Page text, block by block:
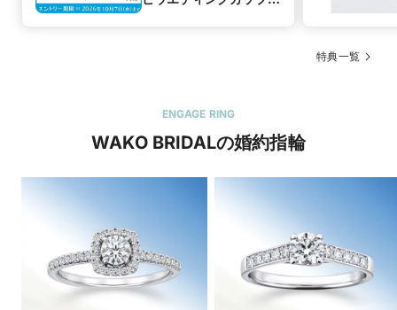
特典一覧
ENGAGE RING
WAKO BRIDALの婚約指輪